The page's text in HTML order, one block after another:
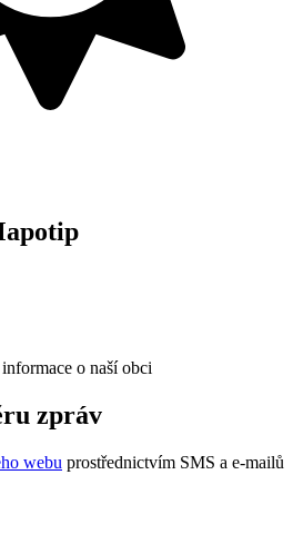
o naší obci
zpráv
webu prostřednictvím SMS a e-mailů